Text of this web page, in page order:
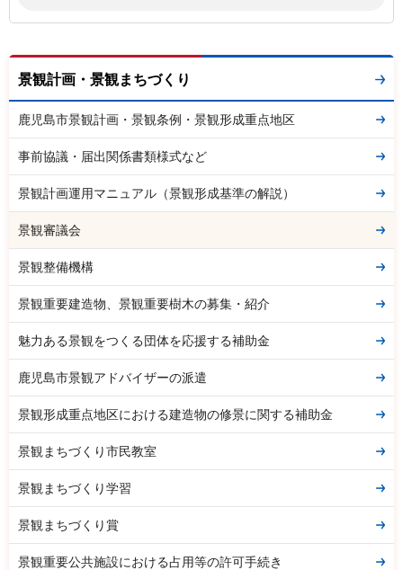
景観計画・景観まちづくり
鹿児島市景観計画・景観条例・景観形成重点地区
事前協議・届出関係書類様式など
景観計画運用マニュアル（景観形成基準の解説）
景観審議会
景観整備機構
景観重要建造物、景観重要樹木の募集・紹介
魅力ある景観をつくる団体を応援する補助金
鹿児島市景観アドバイザーの派遣
景観形成重点地区における建造物の修景に関する補助金
景観まちづくり市民教室
景観まちづくり学習
景観まちづくり賞
景観重要公共施設における占用等の許可手続き